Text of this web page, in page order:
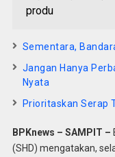
produ
Sementara,
Jangan Hanya
Nyata
Prioritaskan Serap
BPKnews – SAMPIT –
(SHD) mengatakan,